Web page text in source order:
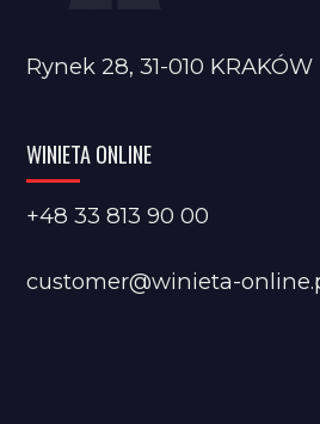
Rynek 28, 31-010 KRAKÓW
WINIETA ONLINE
+48 33 813 90 00
customer@winieta-